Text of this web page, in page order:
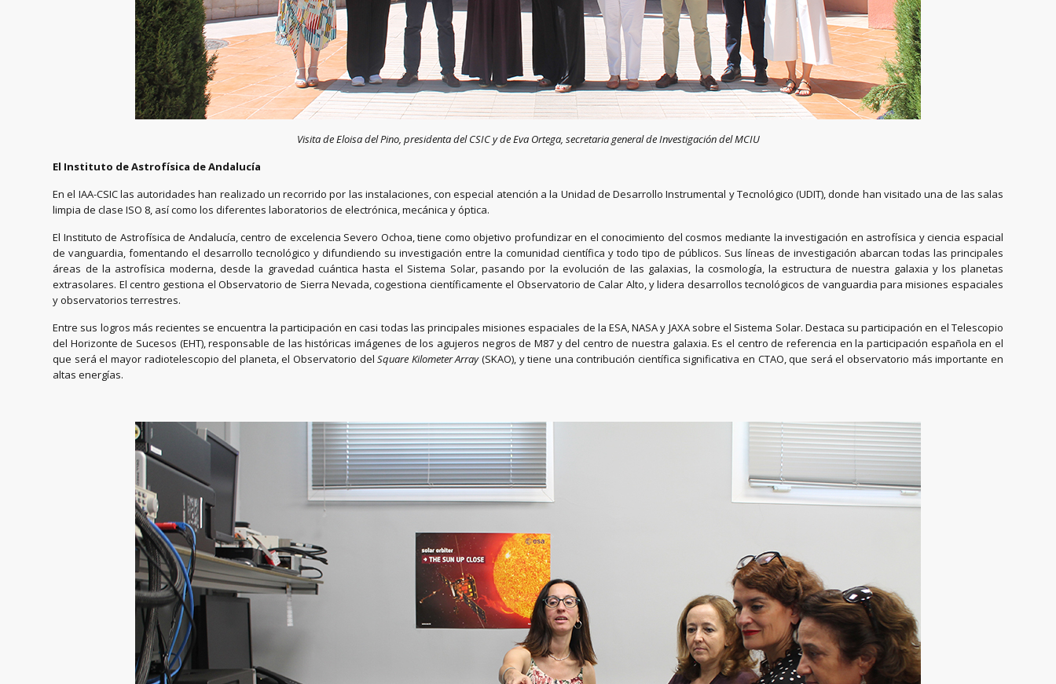
Visita de Eloisa del Pino, presidenta del CSIC y de Eva Ortega, secretaria general deInvestigación del MCIU
El Instituto de Astrofísica de Andalucía
En el IAA-CSIC las autoridades han realizado un recorrido por las instalaciones, con especial atención a la Unidad de Desarrollo Instrumental y Tecnológico (UDIT), donde han visitado una de las salas
limpia de clase ISO 8, así como los diferentes laboratorios de electrónica, mecánica y óptica.
El Instituto de Astrofísica de Andalucía, centro de excelencia Severo Ochoa, tiene como objetivo profundizar en el conocimiento del cosmos mediante la investigación en astrofísica y ciencia espacial
de vanguardia, fomentando el desarrollo tecnológico y difundiendo su investigación entre la comunidad científica y todo tipo de públicos. Sus líneas de investigación abarcan todas las principales
áreas de la astrofísica moderna, desde la gravedad cuántica hasta el Sistema Solar, pasando por la evolución de las galaxias, la cosmología, la estructura de nuestra galaxia y los planetas
extrasolares. El centro gestiona el Observatorio de Sierra Nevada, cogestiona científicamente el Observatorio de Calar Alto, y lidera desarrollos tecnológicos de vanguardia para misiones espaciales
y observatorios terrestres.
Entre sus logros más recientes se encuentra la participación en casi todas las principales misiones espaciales de la ESA, NASA y JAXA sobre el Sistema Solar. Destaca su participación en el Telescopio
del Horizonte de Sucesos (EHT), responsable de las históricas imágenes de los agujeros negros de M87 y del centro de nuestra galaxia. Es el centro de referencia en la participación española en el
que será el mayor radiotelescopio del planeta, el Observatorio delSquare Kilometer Array(SKAO), y tiene una contribución científica significativa en CTAO, que será el observatorio más importante en
altas energías.